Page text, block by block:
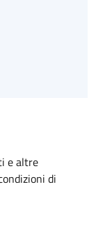
e altre
di